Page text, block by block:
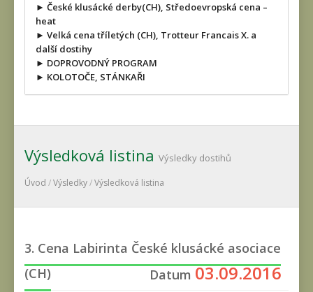
► České klusácké derby(CH), Středoevropská cena –
heat
► Velká cena tříletých (CH), Trotteur Francais X. a
další dostihy
► DOPROVODNÝ PROGRAM
► KOLOTOČE, STÁNKAŘI
Výsledková listina Výsledky dostihů
Úvod /Výsledky/Výsledková listina
3. Cena Labirinta České klusácké asociace
(CH)
Datum 03.09.2016